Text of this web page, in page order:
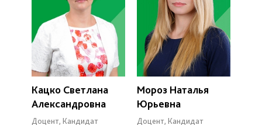
Кацко Светлана
Александровна
Доцент, Кандидат
Мороз Наталья
Юрьевна
Доцент, Кандидат